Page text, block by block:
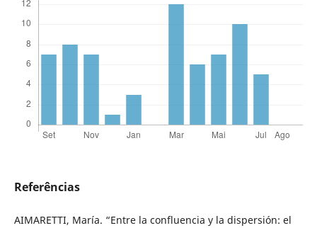
Referências
AIMARETTI, María. “Entre la confluencia y la dispersión: el